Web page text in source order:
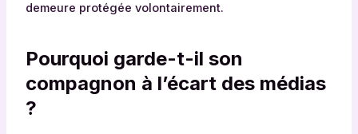
demeure protégée volontairement.
Pourquoi garde-t-il son
compagnon à l’écart des médias
?